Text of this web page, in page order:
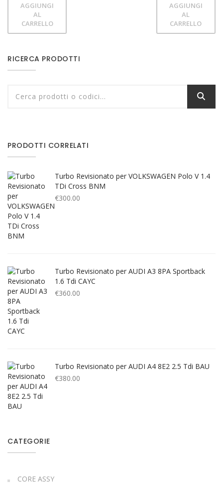
AGGIUNGI
AL
CARRELLO
AGGIUNGI
AL
CARRELLO
RICERCA PRODOTTI
PRODOTTI CORRELATI
Turbo Revisionato per VOLKSWAGEN Polo V 1.4
TDi Cross BNM
€300.00
Turbo Revisionato per AUDI A3 8PA Sportback
1.6 Tdi CAYC
€360.00
Turbo Revisionato per AUDI A4 8E2 2.5 Tdi BAU
€380.00
CATEGORIE
CORE ASSY